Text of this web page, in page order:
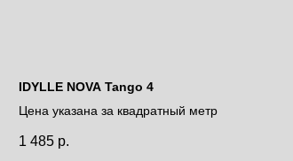
IDYLLE NOVA Tango 4
Цена указана за квадратный метр
1 485 р.